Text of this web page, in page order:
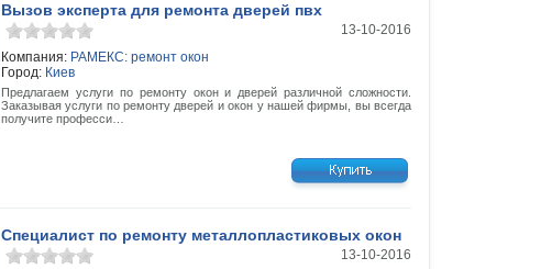
Вызов эксперта для ремонта дверей пвх
13-10-2016
Компания: РАМЕКС: ремонт окон
Город: Киев
Предлагаем услуги по ремонту окон и дверей различной сложности.
Заказывая услуги по ремонту дверей и окон у нашей фирмы, вы всегда
получите професси…
Специалист по ремонту металлопластиковых окон
13-10-2016